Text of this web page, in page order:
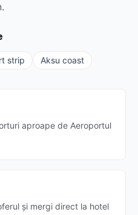
strip Aksu coast
aproape de Aeroportul
și mergi direct la hotel